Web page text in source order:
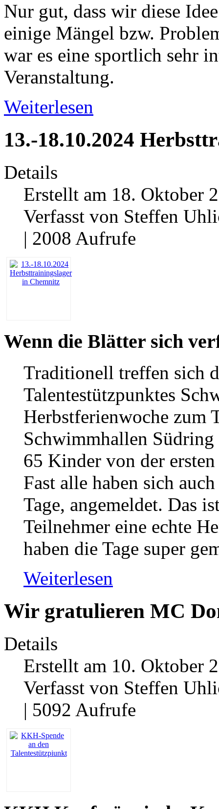
Nur gut, dass wir diese
einige Mängel bzw.
war es eine sportlich sehr
Veranstaltung.
Weiterlesen
13.-18.10.2024
Details
Erstellt am 18. Oktober
Verfasst von Steffen
| 2008 Aufrufe
Wenn die Blätter sich
Traditionell treffen sich
Talentestützpunktes
Herbstferienwoche zum
Schwimmhallen
65 Kinder von der
Fast alle haben sich
Tage, angemeldet. Das
Teilnehmer eine echte
haben die Tage super
Weiterlesen
Wir gratulieren MC
Details
Erstellt am 10. Oktober
Verfasst von Steffen
| 5092 Aufrufe